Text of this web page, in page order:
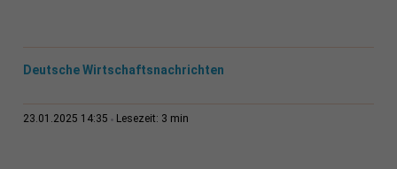
Deutsche Wirtschaftsnachrichten
23.01.2025 14:35 Lesezeit: 3 min